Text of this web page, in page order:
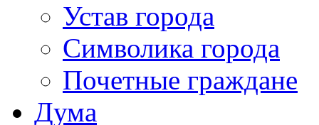
Устав города
Символика города
Почетные граждане
Дума